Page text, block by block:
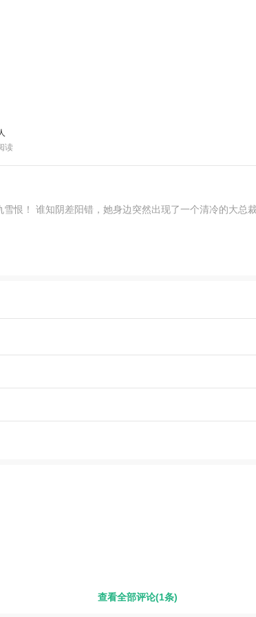
读
恨！ 谁知阴差阳错，她身边突然出现了一个清冷的大
查看全部评论(1条)